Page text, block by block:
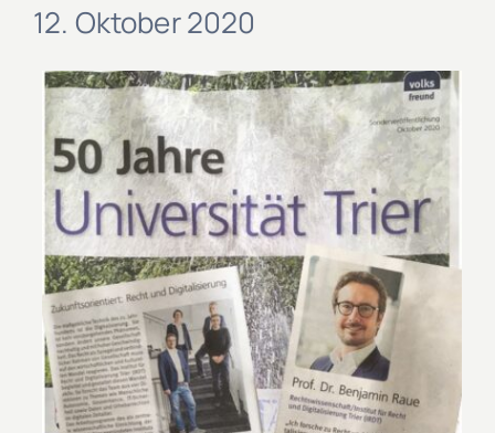
Projekte
Aktuelles
Kontakt und Anfahrt
12. Oktober 2020